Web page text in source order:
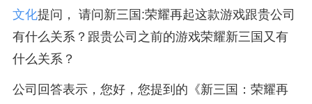
文化提问， 请问新三国:荣耀再起这款游戏跟贵公司
有什么关系？跟贵公司之前的游戏荣耀新三国又有
什么关系？
公司回答表示，您好，您提到的《新三国：荣耀再